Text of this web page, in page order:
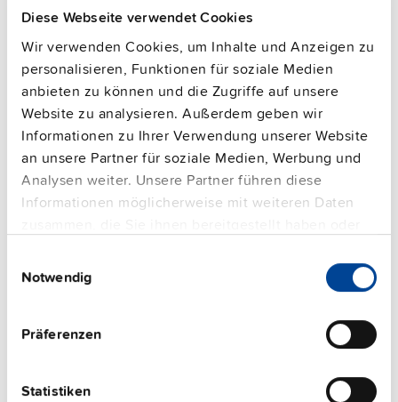
Diese Webseite verwendet Cookies
Wir verwenden Cookies, um Inhalte und Anzeigen zu
personalisieren, Funktionen für soziale Medien
anbieten zu können und die Zugriffe auf unsere
Website zu analysieren. Außerdem geben wir
Informationen zu Ihrer Verwendung unserer Website
an unsere Partner für soziale Medien, Werbung und
Analysen weiter. Unsere Partner führen diese
Informationen möglicherweise mit weiteren Daten
gesammelt haben.
Impressum
Notwendig
Präferenzen
Statistiken
This video is hosted by external service. By continuing,
you agree to the external service's privacy policy.
See privacy policy for details
PULS Services
PULS offers assistance on an individual level